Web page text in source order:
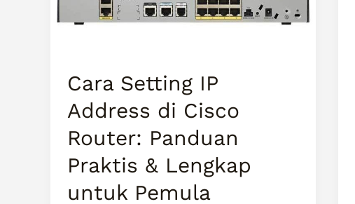
Cara Setting IP
Address di Cisco
Router: Panduan
Praktis & Lengkap
untuk Pemula
Panduan
Praktis
untuk
Pemula